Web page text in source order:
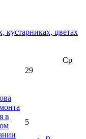
кустарниках, цветах
Ср
29
в
5